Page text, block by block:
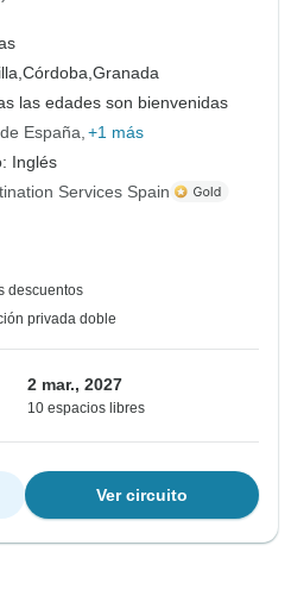
Córdoba,Granada
las edades son bienvenidas
España +1 más
Inglés
Services Spain
descuentos
privada doble
2 mar., 2027
10 espacios libres
Ver circuito